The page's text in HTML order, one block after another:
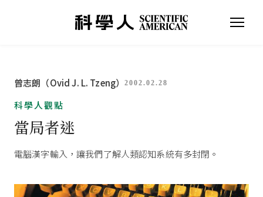
曾志朗（Ovid J. L. Tzeng）2002.02.28
科學人觀點
當局者迷
電腦漢字輸入，讓我們了解人類認知系統有多封閉。